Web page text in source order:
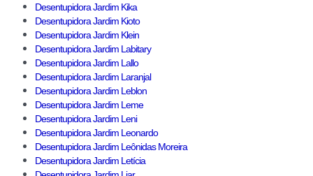
Desentupidora Jardim Kika
Desentupidora Jardim Kioto
Desentupidora Jardim Klein
Desentupidora Jardim Labitary
Desentupidora Jardim Lallo
Desentupidora Jardim Laranjal
Desentupidora Jardim Leblon
Desentupidora Jardim Leme
Desentupidora Jardim Leni
Desentupidora Jardim Leonardo
Desentupidora Jardim Leônidas Moreira
Desentupidora Jardim Letícia